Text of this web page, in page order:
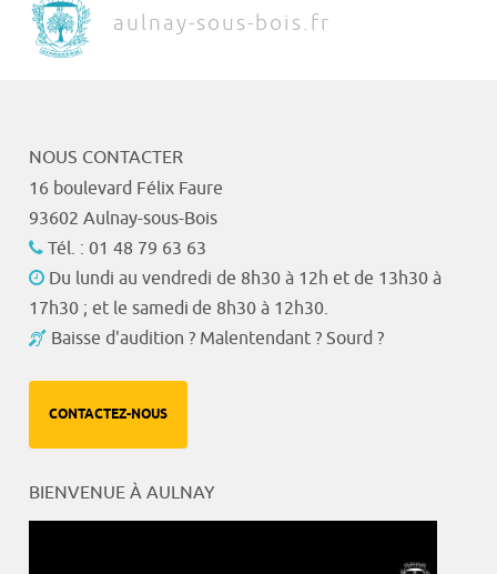
aulnay-sous-bois.fr
NOUS CONTACTER
16 boulevard Félix Faure
93602 Aulnay-sous-Bois
Tél. : 01 48 79 63 63
Du lundi au vendredi de 8h30 à 12h et de 13h30 à
17h30 ; et le samedi de 8h30 à 12h30.
Baisse d'audition ? Malentendant ? Sourd ?
CONTACTEZ-NOUS
BIENVENUE À AULNAY